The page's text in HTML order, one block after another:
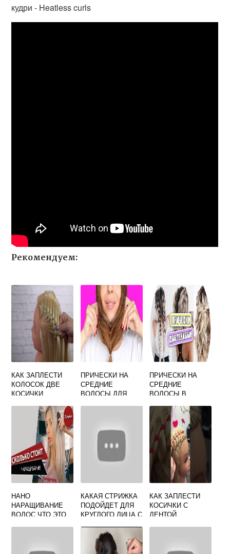
кудри - Heatless curls
Рекомендуем:
КАК ЗАПЛЕСТИ
КОЛОСОК ДВЕ
КОСИЧКИ
ПРИЧЕСКИ НА
СРЕДНИЕ
ВОЛОСЫ ДЛЯ
ПРИЧЕСКИ НА
СРЕДНИЕ
ВОЛОСЫ В
УСЛОВИЯХ В
ШКОЛУ
НАНО
НАРАЩИВАНИЕ
ВОЛОС ЧТО ЭТО
КАКАЯ СТРИЖКА
ПОДОЙДЕТ ДЛЯ
КРУГЛОГО ЛИЦА С
КАК ЗАПЛЕСТИ
КОСИЧКИ С
ЛЕНТОЙ